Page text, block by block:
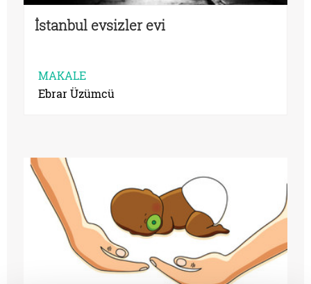
İstanbul evsizler evi
MAKALE
Ebrar Üzümcü